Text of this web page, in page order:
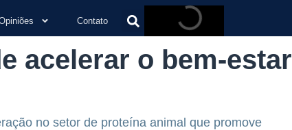
Contato
acelerar o bem-estar
no setor de proteína animal que promove